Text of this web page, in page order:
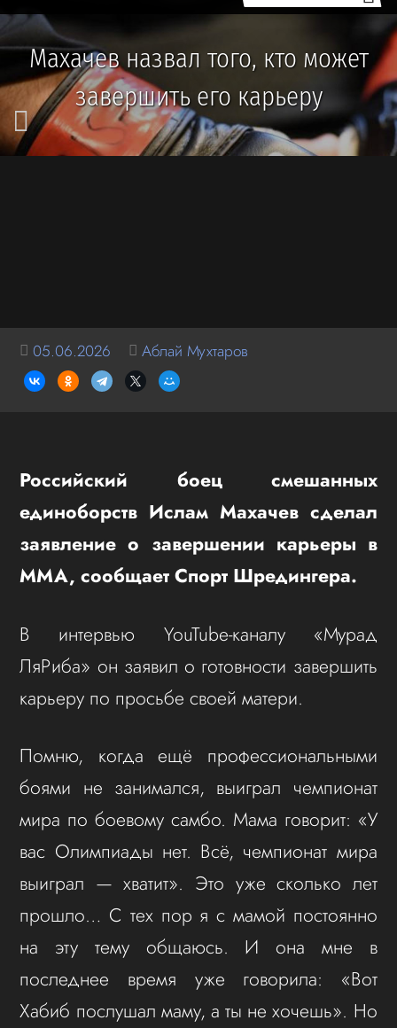
Махачев назвал того, кто может
завершить его карьеру
05.06.2026 Аблай Мухтаров
Российский боец смешанных
единоборств Ислам Махачев сделал
заявление о завершении карьеры в
ММА, сообщает Спорт Шредингера.
В интервью YouTube-каналу «Мурад
ЛяРиба» он заявил о готовности завершить
карьеру по просьбе своей матери.
Помню, когда ещё профессиональными
боями не занимался, выиграл чемпионат
мира по боевому самбо. Мама говорит: «У
вас Олимпиады нет. Всё, чемпионат мира
выиграл — хватит». Это уже сколько лет
прошло… С тех пор я с мамой постоянно
на эту тему общаюсь. И она мне в
последнее время уже говорила: «Вот
Хабиб послушал маму, а ты не хочешь». Но